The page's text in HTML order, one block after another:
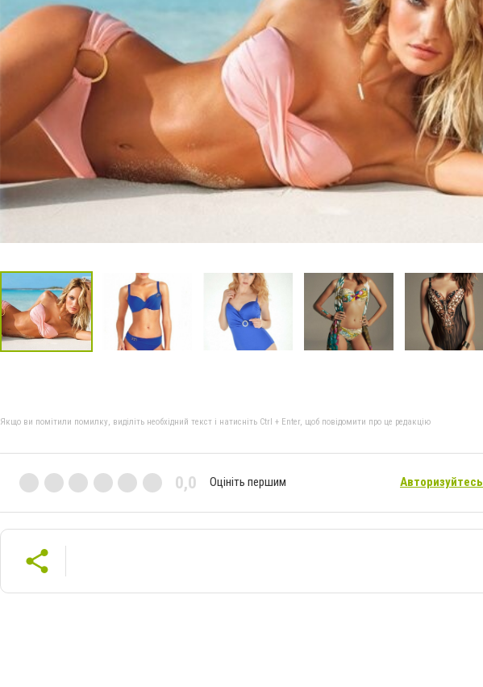
Якщо ви помітили помилку, виділіть необхідний текст і натисніть Ctrl + Enter, щоб повідомити про це редакцію
0,0 Оцініть першим Авторизуйтесь